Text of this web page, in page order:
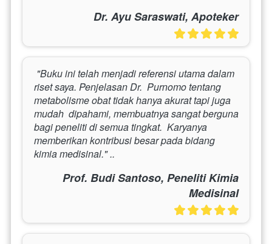
Dr. Ayu Saraswati, Apoteker
riset saya. Penjelasan Dr.  Purnomo tentang
metabolisme obat tidak hanya akurat tapi juga
mudah  dipahami, membuatnya sangat berguna
bagi peneliti di semua tingkat.  Karyanya
memberikan kontribusi besar pada bidang
kimia medisinal." ..
Prof. Budi Santoso, Peneliti Kimia
Medisinal